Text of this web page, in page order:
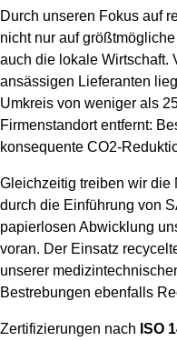
Durch unseren Fokus auf
nicht nur auf
auch die lokale Wirtschaft.
ansässigen Lieferanten
Umkreis von weniger als
Firmenstandort entfernt:
konsequente CO2-
Gleichzeitig treiben wir die
durch die Einführung von
papierlosen Abwicklung
voran. Der Einsatz
unserer
Bestrebungen ebenfalls
Zertifizierungen nach ISO